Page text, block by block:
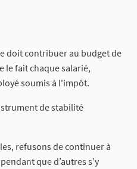
doit contribuer au budget de
le fait chaque salarié,
soumis à l'impôt.
de stabilité
refusons de continuer à
que d’autres s’y